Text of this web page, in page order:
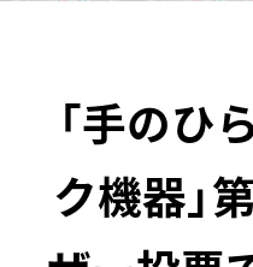
「手のひ
ク機器」